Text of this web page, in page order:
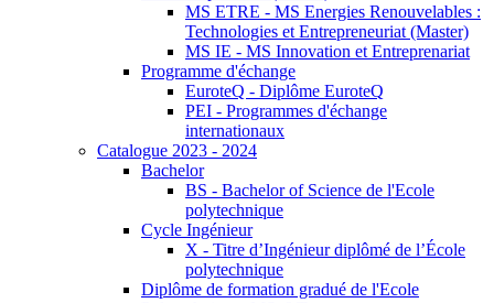
MS ETRE - MS Energies Renouvelables :
Technologies et Entrepreneuriat (Master)
MS IE - MS Innovation et Entreprenariat
Programme d'échange
EuroteQ - Diplôme EuroteQ
PEI - Programmes d'échange
internationaux
Catalogue 2023 - 2024
Bachelor
BS - Bachelor of Science de l'Ecole
polytechnique
Cycle Ingénieur
X - Titre d’Ingénieur diplômé de l’École
polytechnique
Diplôme de formation gradué de l'Ecole